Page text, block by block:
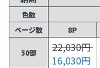
色数
ページ数
8P
50部
22,030円
16,030円